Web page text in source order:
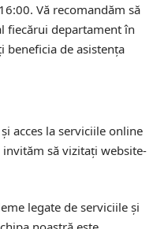
Vă recomandăm să
fiecărui departament în
beneficia de asistența
acces la serviciile online
să vizitați website-
legate de serviciile și